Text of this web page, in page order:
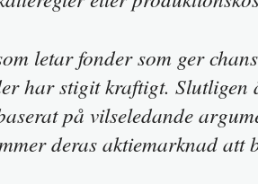
letar fonder som ger
har stigit kraftigt. Slutligen
på vilseledande
deras aktiemarknad att